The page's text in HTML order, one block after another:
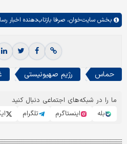
بخش سایت‌خوان، صرفا بازتاب‌دهنده اخبار
حماس رژیم صهیونیستی
ما را در شبکه‌های اجتماعی دنبال کنید
بله
اینستاگرم تلگرام